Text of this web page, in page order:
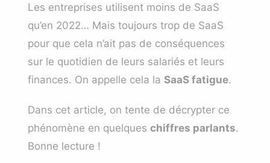
Les entreprises utilisent moins de SaaS
qu’en 2022… Mais toujours trop de SaaS
pour que cela n’ait pas de conséquences
sur le quotidien de leurs salariés et leurs
finances. On appelle cela la SaaS fatigue.
Dans cet article, on tente de décrypter ce
phénomène en quelques chiffres parlants.
Bonne lecture !